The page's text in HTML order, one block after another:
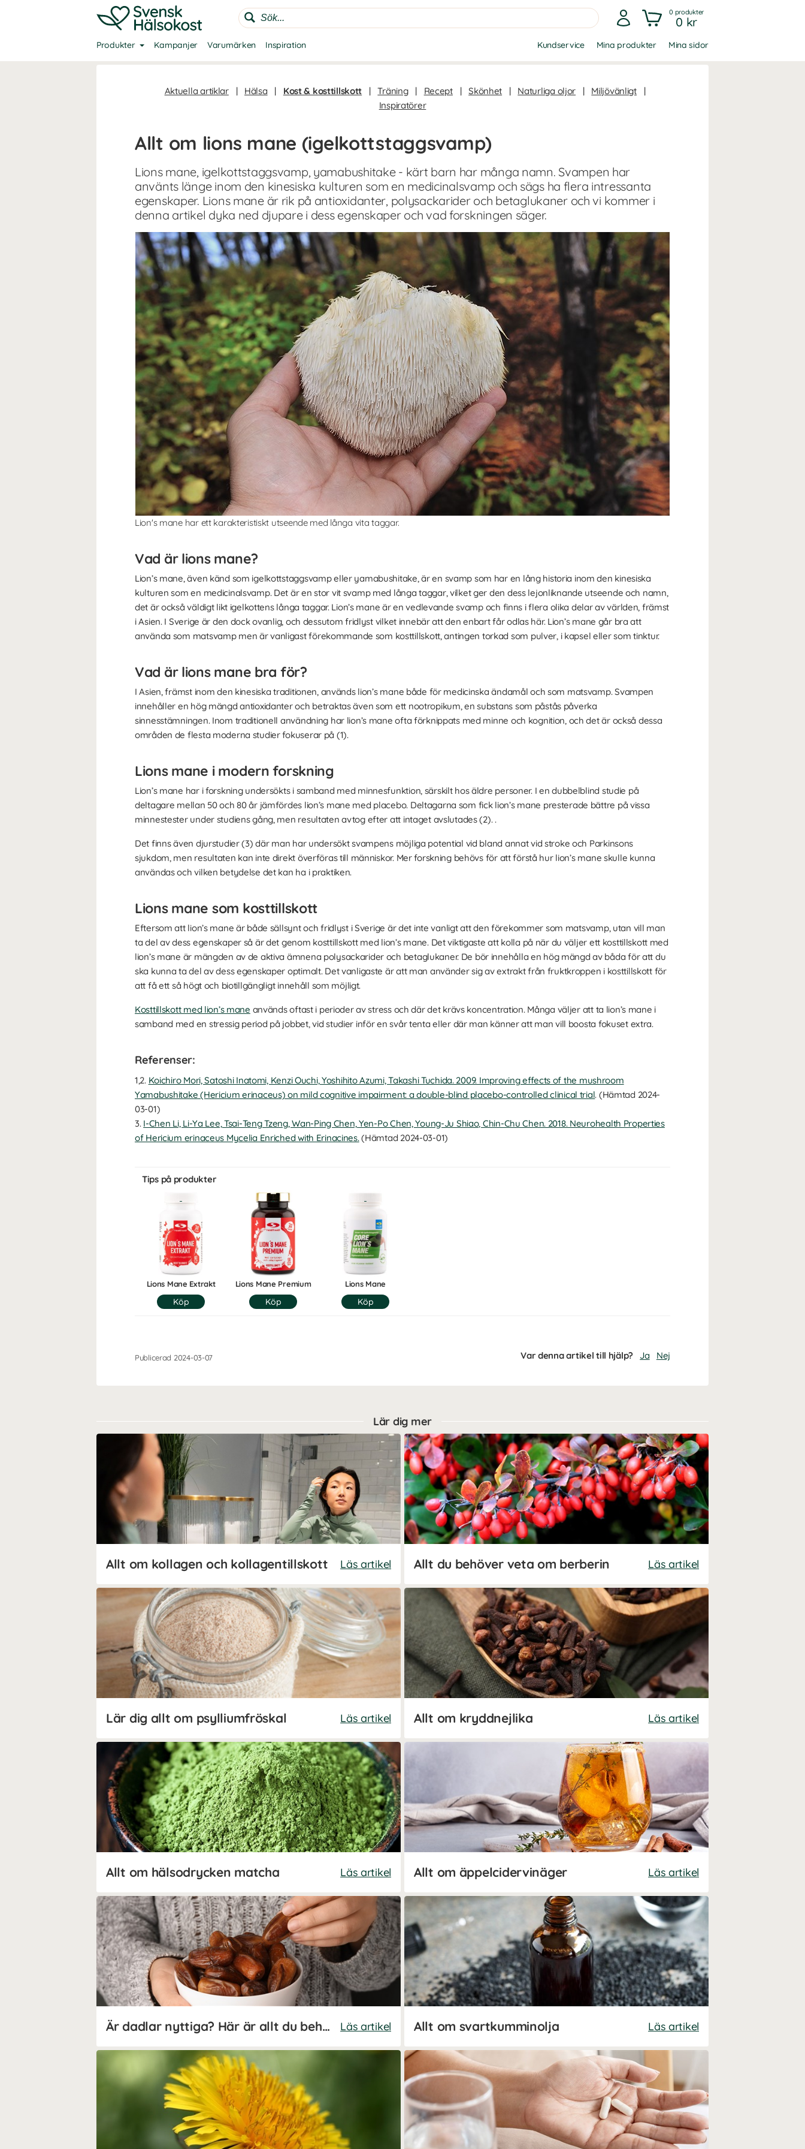
0 produkter
0 kr
Produkter Kampanjer Varumärken Inspiration Kundservice Mina produkter Mina sidor
Aktuella artiklar | Hälsa | Kost & kosttillskott | Träning | Recept | Skönhet | Naturliga oljor | Miljövänligt
|
Inspiratörer
Allt om lions mane (igelkottstaggsvamp)
Lions mane, igelkottstaggsvamp, yamabushitake - kärt barn har många namn. Svampen har
använts länge inom den kinesiska kulturen som en medicinalsvamp och sägs ha flera intressanta
egenskaper. Lions mane är rik på antioxidanter, polysackarider och betaglukaner och vi kommer i
denna artikel dyka ned djupare i dess egenskaper och vad forskningen säger.
Lion's mane har ett karakteristiskt utseende med långa vita taggar.
Vad är lions mane?
Lion’s mane, även känd som igelkottstaggsvamp eller yamabushitake, är en svamp som har en lång historia inom den kinesiska
kulturen som en medicinalsvamp. Det är en stor vit svamp med långa taggar, vilket ger den dess lejonliknande utseende och namn,
det är också väldigt likt igelkottens långa taggar. Lion’s mane är en vedlevande svamp och finns i flera olika delar av världen, främst
i Asien. I Sverige är den dock ovanlig, och dessutom fridlyst vilket innebär att den enbart får odlas här. Lion’s mane går bra att
använda som matsvamp men är vanligast förekommande som kosttillskott, antingen torkad som pulver, i kapsel eller som tinktur.
Vad är lions mane bra för?
I Asien, främst inom den kinesiska traditionen, används lion’s mane både för medicinska ändamål och som matsvamp. Svampen
innehåller en hög mängd antioxidanter och betraktas även som ett nootropikum, en substans som påstås påverka
sinnesstämningen. Inom traditionell användning har lion’s mane ofta förknippats med minne och kognition, och det är också dessa
områden de flesta moderna studier fokuserar på (1).
Lions mane i modern forskning
Lion’s mane har i forskning undersökts i samband med minnesfunktion, särskilt hos äldre personer. I en dubbelblind studie på
deltagare mellan 50 och 80 år jämfördes lion’s mane med placebo. Deltagarna som fick lion’s mane presterade bättre på vissa
minnestester under studiens gång, men resultaten avtog efter att intaget avslutades (2). .
Det finns även djurstudier (3) där man har undersökt svampens möjliga potential vid bland annat vid stroke och Parkinsons
sjukdom, men resultaten kan inte direkt överföras till människor. Mer forskning behövs för att förstå hur lion’s mane skulle kunna
användas och vilken betydelse det kan ha i praktiken.
Lions mane som kosttillskott
Eftersom att lion’s mane är både sällsynt och fridlyst i Sverige är det inte vanligt att den förekommer som matsvamp, utan vill man
ta del av dess egenskaper så är det genom kosttillskott med lion’s mane. Det viktigaste att kolla på när du väljer ett kosttillskott med
lion’s mane är mängden av de aktiva ämnena polysackarider och betaglukaner. De bör innehålla en hög mängd av båda för att du
ska kunna ta del av dess egenskaper optimalt. Det vanligaste är att man använder sig av extrakt från fruktkroppen i kosttillskott för
att få ett så högt och biotillgängligt innehåll som möjligt.
Kosttillskott med lion’s mane används oftast i perioder av stress och där det krävs koncentration. Många väljer att ta lion’s mane i
samband med en stressig period på jobbet, vid studier inför en svår tenta eller där man känner att man vill boosta fokuset extra.
Referenser:
1,2. Koichiro Mori, Satoshi Inatomi, Kenzi Ouchi, Yoshihito Azumi, Takashi Tuchida. 2009. Improving effects of the mushroom
Yamabushitake (Hericium erinaceus) on mild cognitive impairment: a double-blind placebo-controlled clinical trial. (Hämtad 2024-
03-01)
3. I-Chen Li, Li-Ya Lee, Tsai-Teng Tzeng, Wan-Ping Chen, Yen-Po Chen, Young-Ju Shiao, Chin-Chu Chen. 2018. Neurohealth Properties
of Hericium erinaceus Mycelia Enriched with Erinacines.(Hämtad 2024-03-01)
Tips på produkter
Lions Mane Extrakt Lions Mane Premium Lions Mane
Publicerad 2024-03-07 Var denna artikel till hjälp? Ja Nej
Lär dig mer
Allt om kollagen och kollagentillskott Läs artikel Allt du behöver veta om berberin Läs artikel
Lär dig allt om psylliumfröskal Läs artikel Allt om kryddnejlika Läs artikel
Allt om hälsodrycken matcha Läs artikel Allt om äppelcidervinäger Läs artikel
Är dadlar nyttiga? Här är allt du behöver veta! Läs artikel Allt om svartkumminolja Läs artikel